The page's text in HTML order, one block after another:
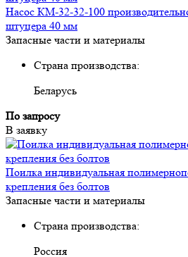
Насос КМ-32-32-100
штуцера 40 мм
Запасные части и материалы
Страна производства:
Беларусь
По запросу
В заявку
Поилка индивидуальная
крепления без болтов
Запасные части и материалы
Страна производства:
Россия